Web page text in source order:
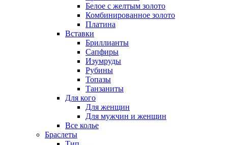
Белое с желтым золото
Комбинированное золото
Платина
Вставки
Бриллианты
Сапфиры
Изумруды
Рубины
Топазы
Танзаниты
Для кого
Для женщин
Для мужчин и женщин
Все колье
Браслеты